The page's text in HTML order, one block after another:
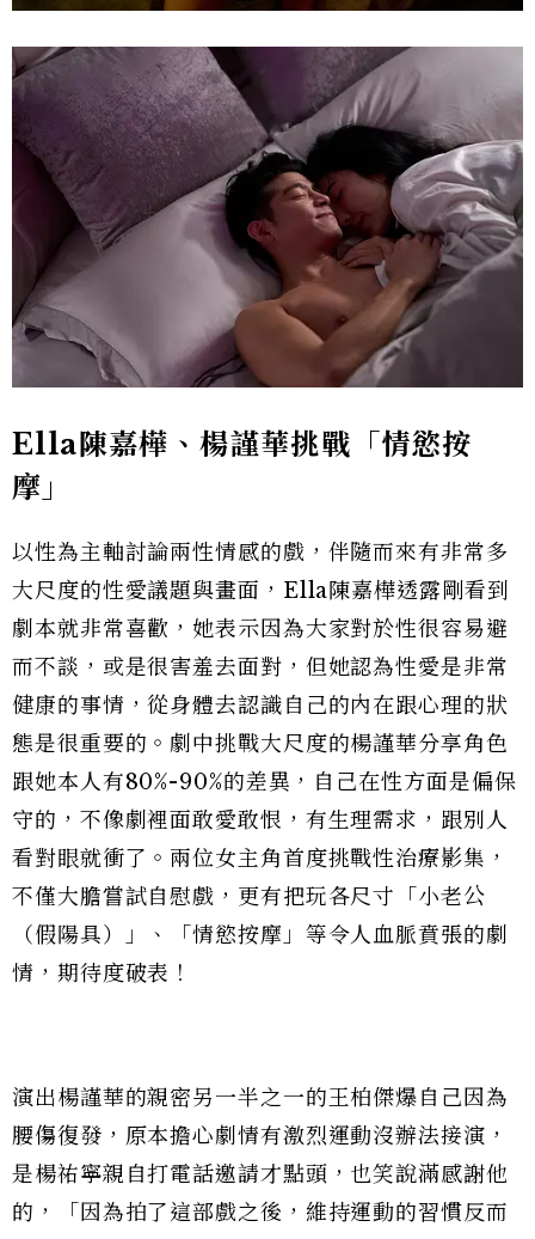
Ella 陳嘉樺、楊謹華挑戰「情慾按
摩」
以性為主軸討論兩性情感的戲，伴隨而來有非常多
大尺度的性愛議題與畫面，Ella陳嘉樺透露剛看到
劇本就非常喜歡，她表示因為大家對於性很容易避
而不談，或是很害羞去面對，但她認為性愛是非常
健康的事情，從身體去認識自己的內在跟心理的狀
態是很重要的。劇中挑戰大尺度的楊謹華分享角色
跟她本人有80%-90%的差異，自己在性方面是偏保
守的，不像劇裡面敢愛敢恨，有生理需求，跟別人
看對眼就衝了。兩位女主角首度挑戰性治療影集，
不僅大膽嘗試自慰戲，更有把玩各尺寸「小老公
（假陽具）」、「情慾按摩」等令人血脈賁張的劇
情，期待度破表！
演出楊謹華的親密另一半之一的王柏傑爆自己因為
腰傷復發，原本擔心劇情有激烈運動沒辦法接演，
是楊祐寧親自打電話邀請才點頭，也笑說滿感謝他
的，「因為拍了這部戲之後，維持運動的習慣反而